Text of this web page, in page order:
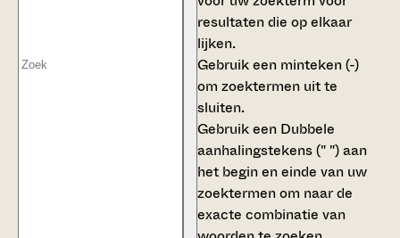
resultaten die op elkaar
lijken.
Gebruik een minteken (-)
om zoektermen uit te
sluiten.
Gebruik een Dubbele
aanhalingstekens (" ")aan
het begin en einde van uw
zoektermen om naar de
exacte combinatie van